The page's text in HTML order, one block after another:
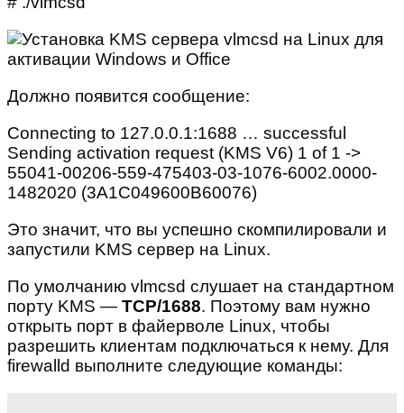
Должно появится сообщение:
Connecting to 127.0.0.1:1688 … successful
Sending activation request (KMS V6) 1 of 1 ->
55041-00206-559-475403-03-1076-6002.0000-
1482020 (3A1C049600B60076)
Это значит, что вы успешно скомпилировали и
запустили KMS сервер на Linux.
По умолчанию vlmcsd слушает на стандартном
порту KMS — TCP/1688. Поэтому вам нужно
открыть порт в файерволе Linux, чтобы
разрешить клиентам подключаться к нему. Для
firewalld выполните следующие команды: